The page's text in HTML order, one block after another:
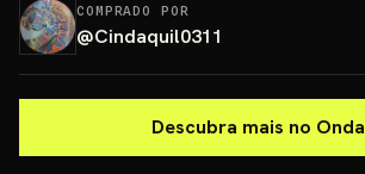
COMPRADO POR
@Cindaquil0311
Descubra mais no Onda